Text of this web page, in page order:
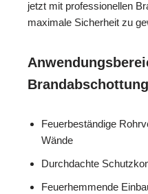
jetzt mit professionellen
maximale Sicherheit zu
Feuerbeständige
Wände
Durchdachte
Feuerhemmende